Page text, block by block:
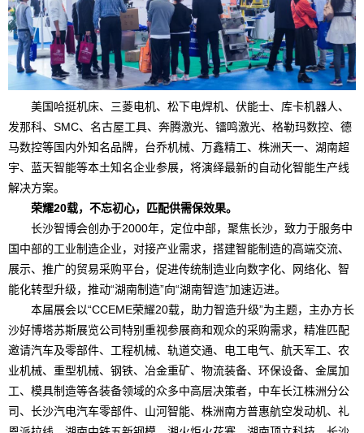
美国哈挺机床、三菱电机、松下电焊机、伏能士、库卡机器人、
发那科、SMC、名古屋工具、奔腾激光、镭鸣激光、格勒玛数控、德
马数控等国内外知名品牌，台乔机械、万鑫精工、株洲天一、湖南超
宇、蓝天智能等本土知名企业参展，将演绎最新的自动化智能生产线
解决方案。
荣耀20载，不忘初心，匹配供需保效果。
长沙智博会创办于2000年，定位中部，聚焦长沙，致力于服务中
国中部的工业制造企业，对接产业需求，搭建智能制造的高端交流、
展示、推广的贸易采购平台，促进传统制造业向数字化、网络化、智
能化转型升级，推动“湖南制造”向“湖南智造”加速迈进。
本届展会以“CCEME荣耀20载，助力智造升级”为主题，主办方长
沙好博塔苏斯展览公司特别重视参展商和观众的采购需求，精准匹配
邀请汽车及零部件、工程机械、轨道交通、电工电气、航天军工、农
业机械、重型机械、钢铁、冶金重矿、物流装备、环保设备、金属加
工、模具制造等各装备领域的众多中高层决策者，中车长江株洲分公
司、长沙汽电汽车零部件、山河智能、株洲南方普惠航空发动机、礼